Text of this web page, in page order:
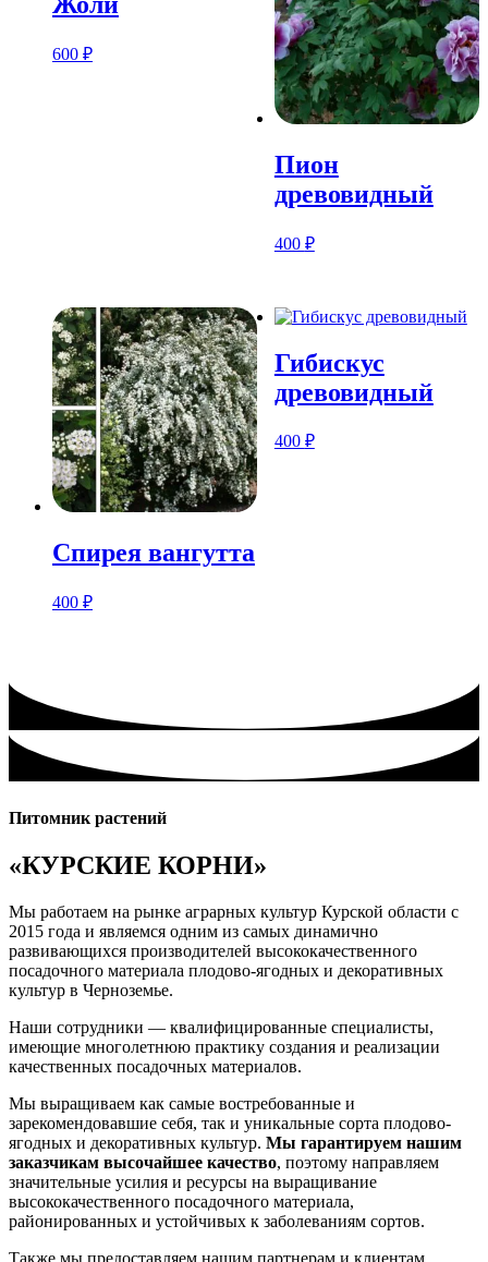
600 ₽
Пион
древовидный
400 ₽
Спирея вангутта
400 ₽
Гибискус
древовидный
400 ₽
Питомник растений
«КУРСКИЕ КОРНИ»
Мы работаем на рынке аграрных культур Курской области с
2015 года и являемся одним из самых динамично
развивающихся производителей высококачественного
посадочного материала плодово-ягодных и декоративных
культур в Черноземье.
Наши сотрудники — квалифицированные специалисты,
имеющие многолетнюю практику создания и реализации
качественных посадочных материалов.
Мы выращиваем как самые востребованные и
зарекомендовавшие себя, так и уникальные сорта плодово-
ягодных и декоративных культур. Мы гарантируем нашим
заказчикам высочайшее качество, поэтому направляем
значительные усилия и ресурсы на выращивание
высококачественного посадочного материала,
районированных и устойчивых к заболеваниям сортов.